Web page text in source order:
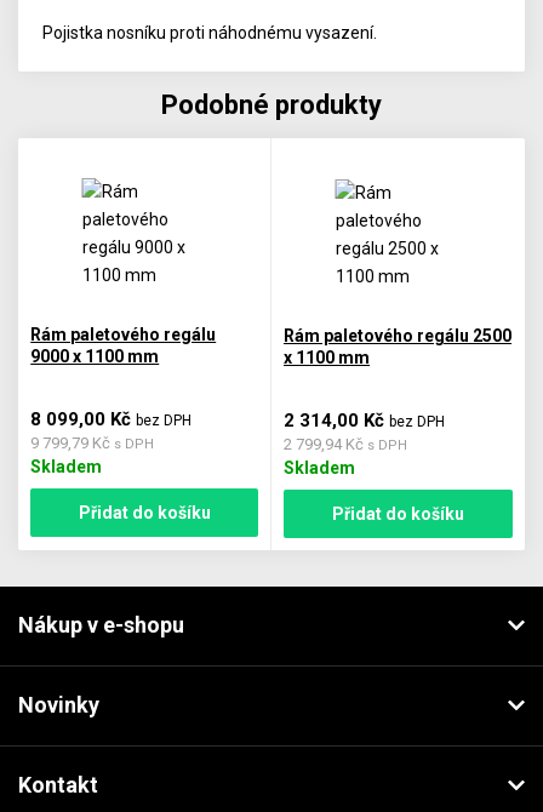
Pojistka nosníku proti náhodnému vysazení.
Podobné produkty
Rám paletového regálu
9000 x 1100 mm
8 099,00 Kčbez DPH
9 799,79 Kč s DPH
Skladem
Přidat do košíku
Rám paletového regálu 2500
x 1100 mm
2 314,00 Kč bez DPH
2 799,94 Kč s DPH
Skladem
Přidat do košíku
Nákup v e-shopu
Novinky
Kontakt